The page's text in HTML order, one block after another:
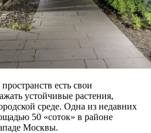
есть свои
устойчивые растения,
среде. Одна из недавних
50 «соток» в районе
Москвы.